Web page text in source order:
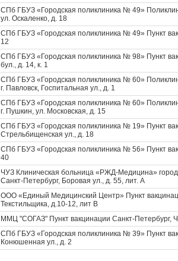
СПб ГБУЗ «Городская поликлиника № 49»
ул. Оскаленко, д. 18
СПб ГБУЗ «Городская поликлиника № 49» Пункт
12
СПб ГБУЗ «Городская поликлиника № 98» Пункт
бул., д. 14, к. 1
СПб ГБУЗ «Городская поликлиника № 60»
г. Павловск, Госпитальная ул., д. 1
СПб ГБУЗ «Городская поликлиника № 60»
г. Пушкин, ул. Московская, д. 15
СПб ГБУЗ «Городская поликлиника № 19» Пункт
Стрельбищенская ул., д. 18
СПб ГБУЗ «Городская поликлиника № 56» Пункт
40
ЧУЗ Клиническая больница «РЖД-Медицина»
Санкт-Петербург, Боровая ул., д. 55, лит. А
ООО «Единый Медицинский Центр» Пункт
Текстильщика, д.10-12, лит В
ММЦ "СОГАЗ" Пункт вакцинации Санкт-Петербург,
СПб ГБУЗ «Городская поликлиника № 39» Пункт
Конюшенная ул., д. 2